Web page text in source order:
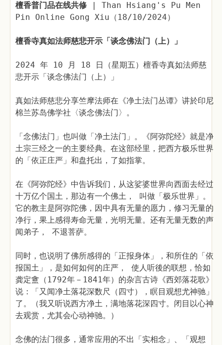
檀香普门品在线共修 | Than Hsiang's Pu Men
Pin Online Gong Xiu（18/10/2024）
檀香寺真如法师慈悲开示「谈念佛法门（上）」
2024 年 10 月 18 日（星期五）檀香寺真如法师慈
悲开示「谈念佛法门（上）」
真如法师慈悲分享竺摩法师在《净土法门丛谭》讲於印尼
棉兰苏岛佛学社〈谈念佛法门〉。
「念佛法门」也叫做「净土法门」。《阿弥陀经》就是净
土宗三经之一的主要经典。在这部经里，把西方极乐世界
的「依正庄严」和盘托出，了如指掌。
在《阿弥陀经》中告诉我们，从这娑婆世界向西面去经过
十万亿个国土，那边有一个佛土， 叫做「极乐世界」。
它的教主是阿弥陀佛，因中具有无量的愿力，修习无量的
净行，果上感得寿命无量，光明无量。还有无量无数的声
闻弟子， 不退菩萨。
同时，也说明了佛所感得的「正报身体」，和所住的「依
报国土」，是如何如何的庄严， 使人听後的联想，恰如
龚定盦（1792年－1841年）的杂言古诗《西郊落花歌》
说：「又闻净土落花深数尺（四寸），瞑目观想尤神驰」
了。（我又听说西方净土，满地落花深四寸。闭目以心神
去观赏，尤其会心动神驰。）
念佛的法门很多，通常应用的不出「实相念」、「观想